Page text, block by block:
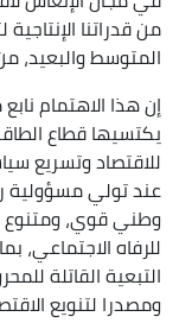
من قدراتنا
المتوسط والبعيد،
إن هذا الاهتمام نابع
يكتسيها قطاع
للاقتصاد وتسريع
عند تولي مسؤولية
وطني قوي، ومتنوع
للرفاه الاجتماعي،
التبعية القاتلة
ومصدرا لتنويع